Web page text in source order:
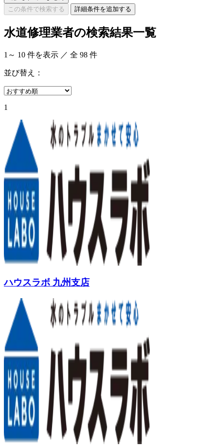
この条件で検索する
詳細条件を追加する
水道修理業者の検索結果一覧
1 ～ 10 件を表示 ／ 全 98 件
並び替え：
1
ハウスラボ 九州支店